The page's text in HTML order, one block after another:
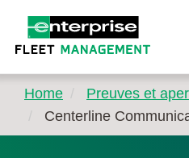
Home Preuves et
Centerline